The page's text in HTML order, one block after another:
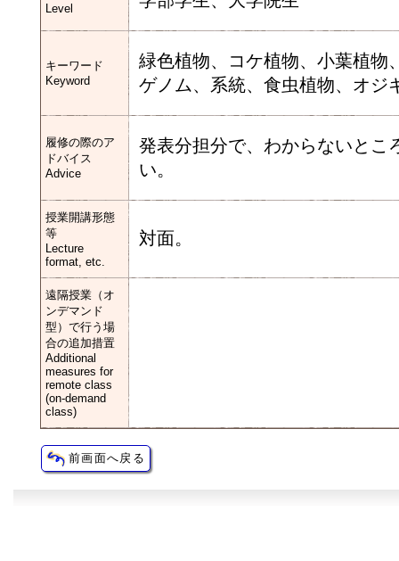
Level
キーワード
Keyword
緑色植物、コケ植物、小葉植物
ゲノム、系統、食虫植物、オジ
履修の際のア
ドバイス
Advice
発表分担分で、わからないとこ
い。
授業開講形態
等
Lecture
format, etc.
対面。
遠隔授業（オ
ンデマンド
型）で行う場
合の追加措置
Additional
measures for
remote class
(on-demand
class)